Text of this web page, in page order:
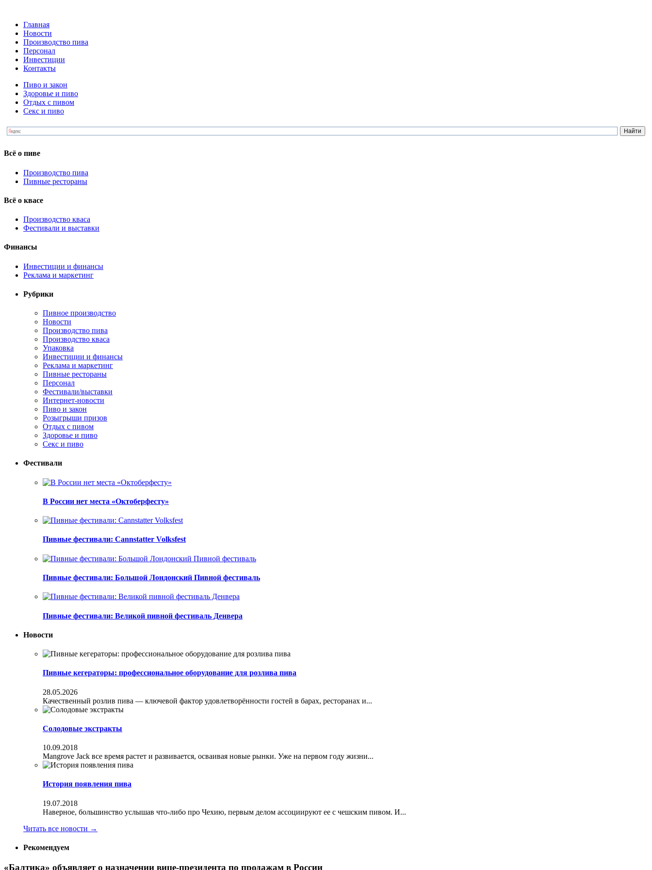
Главная
Новости
Производство пива
Персонал
Инвестиции
Контакты
Пиво и закон
Здоровье и пиво
Отдых с пивом
Секс и пиво
Всё о пиве
Производство пива
Пивные рестораны
Всё о квасе
Производство кваса
Фестивали и выставки
Финансы
Инвестиции и финансы
Реклама и маркетинг
Рубрики
Пивное производство
Новости
Производство пива
Производство кваса
Упаковка
Инвестиции и финансы
Реклама и маркетинг
Пивные рестораны
Персонал
Фестивали/выставки
Интернет-новости
Пиво и закон
Розыгрыши призов
Отдых с пивом
Здоровье и пиво
Секс и пиво
Фестивали
В России нет места «Октоберфесту»
Пивные фестивали: Cannstatter Volksfest
Пивные фестивали: Большой Лондонский Пивной фестиваль
Пивные фестивали: Великой пивной фестиваль Денвера
Новости
Пивные кегераторы: профессиональное оборудование для розлива пива
28.05.2026
Качественный розлив пива — ключевой фактор удовлетворённости гостей в барах, ресторанах и...
Солодовые экстракты
10.09.2018
Mangrove Jack все время растет и развивается, осваивая новые рынки. Уже на первом году жизни...
История появления пива
19.07.2018
Наверное, большинство услышав что-либо про Чехию, первым делом ассоциируют ее с чешским пивом. И...
Читать все новости →
Рекомендуем
«Балтика» объявляет о назначении вице-президента по продажам в России